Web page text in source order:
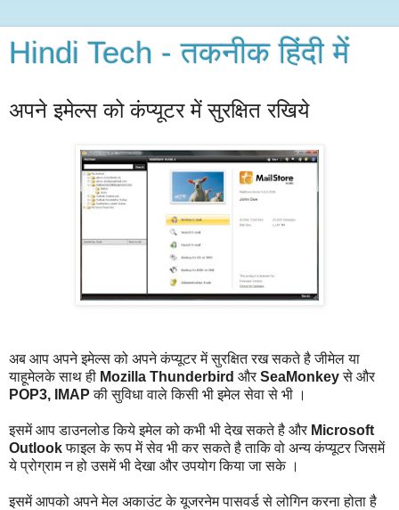
Hindi Tech - तकनीक हिंदी में
अपने इमेल्स को कंप्यूटर में सुरक्षित रखिये
अब आप अपने इमेल्स को अपने कंप्यूटर में सुरक्षित रख सकते है जीमेल या
याहूमेलके साथ ही Mozilla Thunderbird और SeaMonkeyसे और
POP3, IMAP की सुविधा वाले किसी भी इमेल सेवा से भी ।
इसमें आप डाउनलोड किये इमेल को कभी भी देख सकते है और Microsoft
Outlookफाइल के रूप में सेव भी कर सकते है ताकि वो अन्य कंप्यूटर जिसमें
ये प्रोग्राम न हो उसमें भी देखा और उपयोग किया जा सके ।
इसमें आपको अपने मेल अकाउंट के यूजरनेम पासवर्ड से लोगिन करना होता है